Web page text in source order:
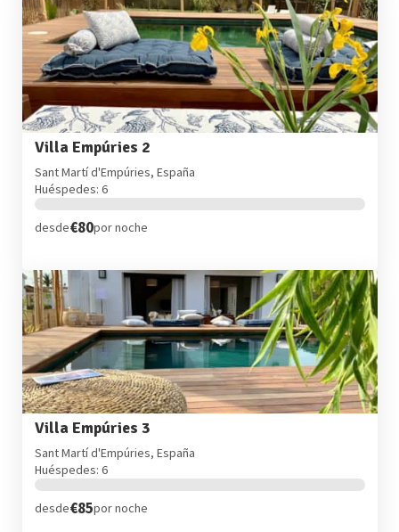
Villa Empúries 2
Sant Martí d'Empúries, España
Huéspedes: 6
desde€80por noche
Villa Empúries 3
Sant Martí d'Empúries, España
Huéspedes: 6
desde€85por noche